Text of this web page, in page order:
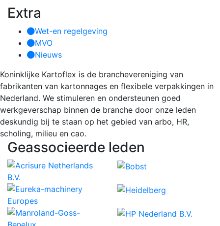
Extra
Wet-en regelgeving
MVO
Nieuws
Koninklijke Kartoflex is de branchevereniging van
fabrikanten van kartonnages en flexibele verpakkingen in
Nederland. We stimuleren en ondersteunen goed
werkgeverschap binnen de branche door onze leden
deskundig bij te staan op het gebied van arbo, HR,
scholing, milieu en cao.
Geassocieerde leden